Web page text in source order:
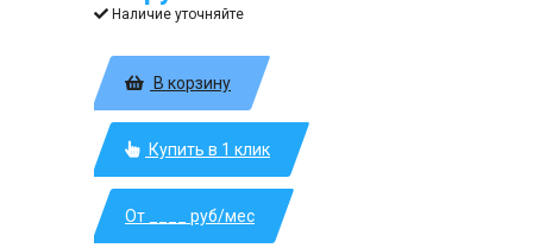
Наличие уточняйте
В корзину
Купить в 1 клик
От ____ руб/мес